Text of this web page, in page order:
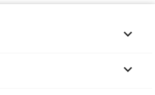

